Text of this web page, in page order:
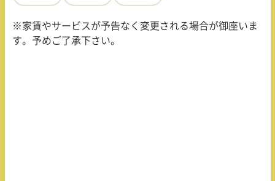
※家賃やサービスが予告なく変更される場合が御座いま
す。予めご了承下さい。